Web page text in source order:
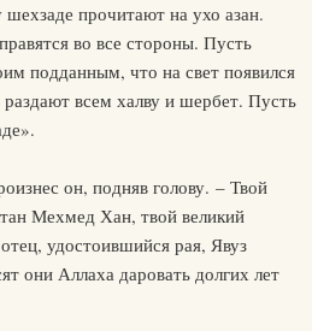
прочитают на ухо азан.
во все стороны. Пусть
подданным, что на свет появился
всем халву и шербет. Пусть
он, подняв голову. – Твой
Мехмед Хан, твой великий
удостоившийся рая, Явуз
они Аллаха даровать долгих лет